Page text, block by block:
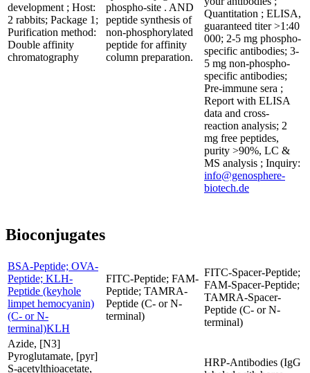
development ; Host:
2 rabbits; Package 1;
Purification method:
Double affinity
chromatography
phospho-site . AND
peptide synthesis of
non-phosphorylated
peptide for affinity
column preparation.
Quantitation ; ELISA,
guaranteed titer >1:40
000; 2-5 mg phospho-
specific antibodies; 3-
5 mg non-phospho-
specific antibodies;
Pre-immune sera ;
Report with ELISA
data and cross-
reaction analysis; 2
mg free peptides,
purity >90%, LC &
MS analysis ; Inquiry:
info@genosphere-
biotech.de
Bioconjugates
BSA-Peptide; OVA-
Peptide; KLH-
Peptide (keyhole
limpet hemocyanin)
(C- or N-
terminal)KLH
FITC-Peptide; FAM-
Peptide; TAMRA-
Peptide (C- or N-
terminal)
FITC-Spacer-Peptide;
FAM-Spacer-Peptide;
TAMRA-Spacer-
Peptide (C- or N-
terminal)
Azide, [N3]
Pyroglutamate, [pyr]
S-acetylthioacetate,
HRP-Antibodies (IgG